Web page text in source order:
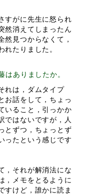
すがに先生に怒られ
然消えてしまったん
然見つからなくて，
れたりました。
はありましたか。
れは，ダムタイプ
お話をして，ちょっ
いること，引っかか
ではないですが，人
とずつ，ちょっとず
ったという感じです
，それが解消法にな
，メモをとるように
すけど，誰かに読ま